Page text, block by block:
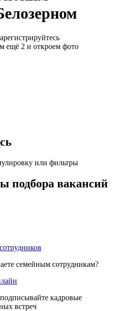
ещё 2 и откроем фото
или фильтры
подбора вакансий
семейным сотрудникам?
кадровые
встреч